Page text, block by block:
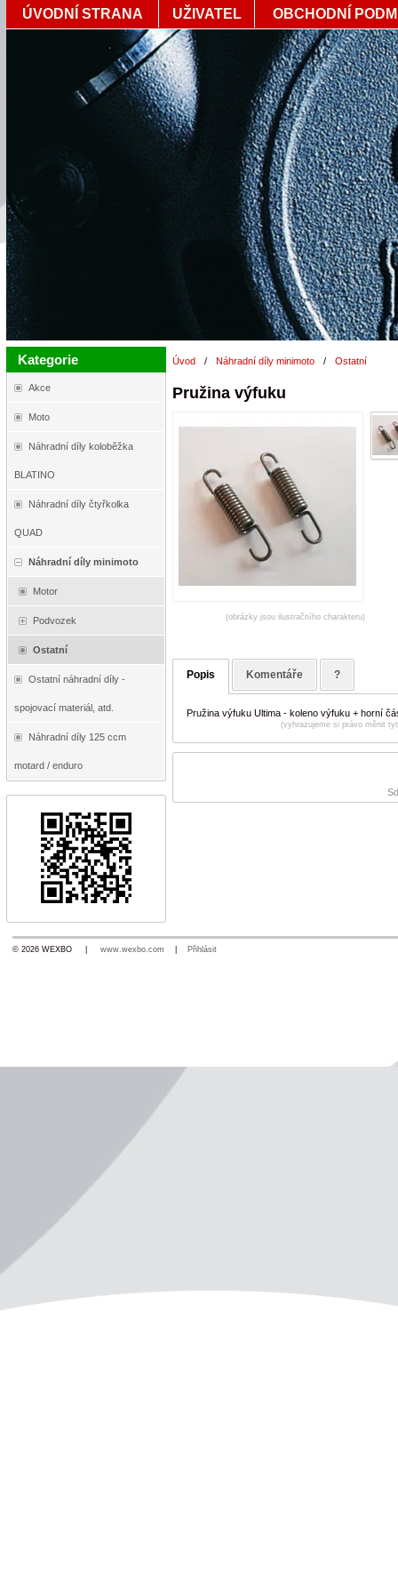
ÚVODNÍ STRANA UŽIVATEL OBCHODNÍ
Kategorie
Akce
Moto
Náhradní díly koloběžka
BLATINO
Náhradní díly čtyřkolka
QUAD
Náhradní díly minimoto
Motor
Podvozek
Ostatní
Ostatní náhradní díly -
spojovací materiál, atd.
Náhradní díly 125 ccm
motard / enduro
Úvod / Náhradní díly minimoto / Ostatní
Pružina výfuku
(obrázky jsou ilustračního charakteru)
Popis Komentáře ?
Pružina výfuku Ultima - koleno výfuku + horní
(vyhrazujeme si právo měnit
© 2026 WEXBO | www.wexbo.com Přihlásit